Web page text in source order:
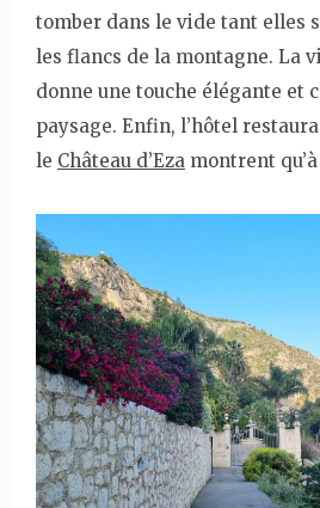
tomber dans le vide tant elles
les flancs de la montagne. La
donne une touche élégante et
paysage. Enfin, l’hôtel
le Château d’Eza montrent